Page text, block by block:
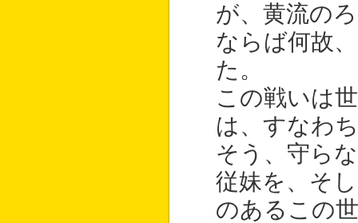
が、黄流の
ならば何故
た。
この戦いは
は、すなわ
そう、守ら
従妹を、そ
のあるこの